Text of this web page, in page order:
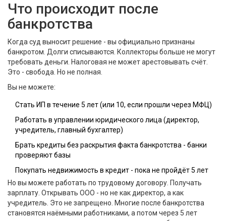
Что происходит после
банкротства
Когда суд выносит решение - вы официально признаны
банкротом. Долги списываются. Коллекторы больше не могут
требовать деньги. Налоговая не может арестовывать счёт.
Это - свобода. Но не полная.
Вы не можете:
Стать ИП в течение 5 лет (или 10, если прошли через МФЦ)
Работать в управлении юридического лица (директор,
учредитель, главный бухгалтер)
Брать кредиты без раскрытия факта банкротства - банки
проверяют базы
Покупать недвижимость в кредит - пока не пройдёт 5 лет
Но вы можете работать по трудовому договору. Получать
зарплату. Открывать ООО - но не как директор, а как
учредитель. Это не запрещено. Многие после банкротства
становятся наёмными работниками, а потом через 5 лет